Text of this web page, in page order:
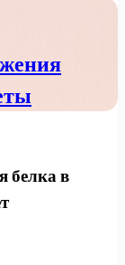
белка в